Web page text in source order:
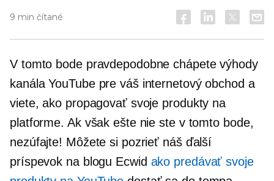
9 min čítané
V tomto bode pravdepodobne chápete výhody
kanála YouTube pre váš internetový obchod a
viete, ako propagovať svoje produkty na
platforme. Ak však ešte nie ste v tomto bode,
nezúfajte! Môžete si pozrieť náš ďalší
príspevok na blogu Ecwid ako predávať svoje